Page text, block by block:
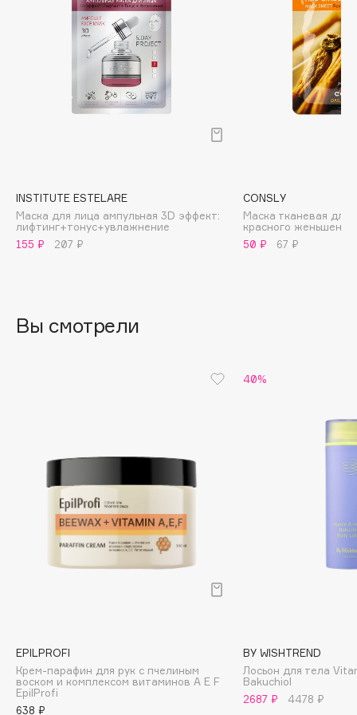
Boadicea The Victorious
Brunello Cucinelli
Bvlgari
by TERRY
Chupa Chups
Clinique
Clive Christian
Club De Nuit
INSTITUTE ESTELARE
Маска для лица ампульная 3D эффект:
лифтинг+тонус+увлажнение
155 ₽
207 ₽
CONSLY
Маска тканевая для
красного женьшеня
50 ₽
67 ₽
Вы смотрели
EPILPROFI
Крем-парафин для рук с пчелиным
воском и комплексом витаминов А Е F
EpilProfi
638 ₽
40%
BY WISHTREND
Лосьон для тела
Bakuchiol
2687 ₽
4478 ₽